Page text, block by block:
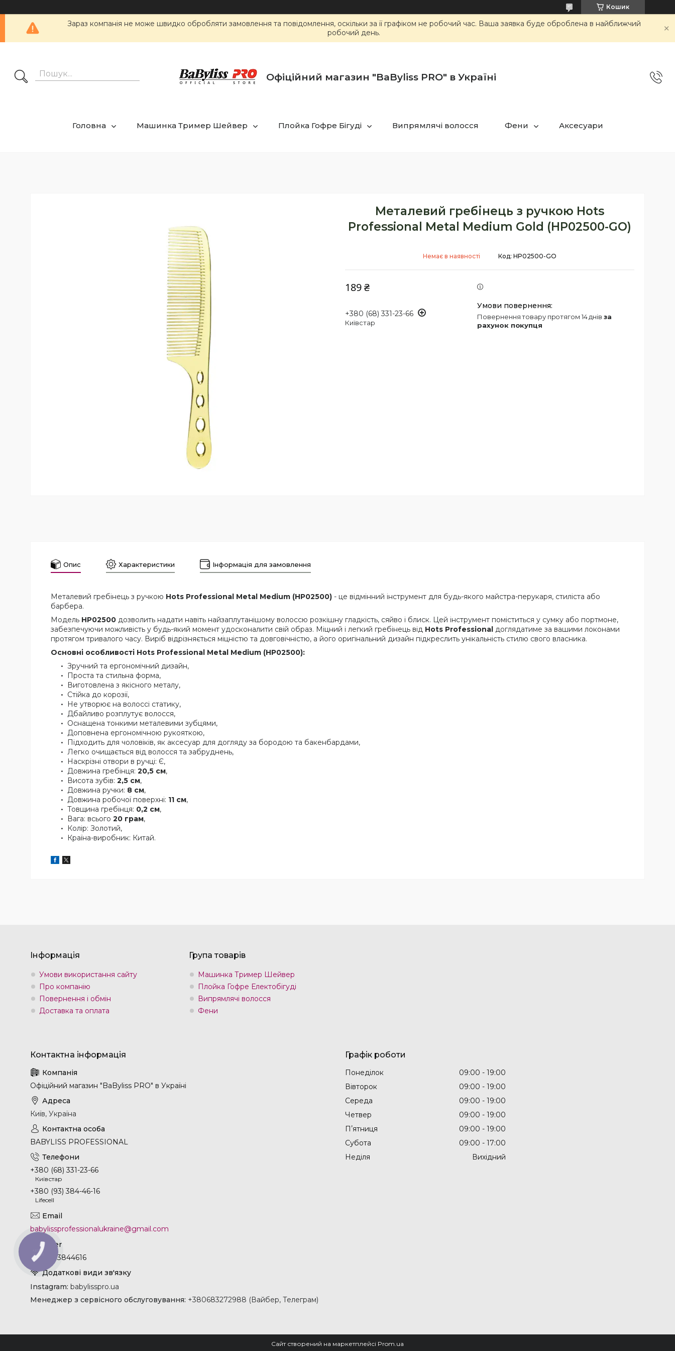
Кошик
Зараз компанія не може швидко обробляти замовлення та повідомлення, оскільки за її графіком не робочий час. Ваша заявка буде оброблена в найближчий
робочий день.
Офіційний магазин "BaByliss PRO" в Україні
Головна Машинка Тример Шейвер Плойка Гофре Бігуді Випрямлячі волосся Фени Аксесуари
Металевий гребінець з ручкою Hots
Professional Metal Medium Gold (HP02500-GO)
Немає в наявності Код: HP02500-GO
189 ₴
+380 (68) 331-23-66
Київстар
повернення товару протягом 14 днів за
рахунок покупця
Опис Характеристики Інформація для замовлення
Металевий гребінець з ручкою Hots Professional Metal Medium (HP02500) - це відмінний інструмент для будь-якого майстра-перукаря, стиліста або
барбера.
Модель HP02500 дозволить надати навіть найзаплутанішому волоссю розкішну гладкість, сяйво і блиск. Цей інструмент поміститься у сумку або портмоне,
забезпечуючи можливість у будь-який момент удосконалити свій образ. Міцний і легкий гребінець від Hots Professional доглядатиме за вашими локонами
протягом тривалого часу. Виріб відрізняється міцністю та довговічністю, а його оригінальний дизайн підкреслить унікальність стилю свого власника.
Основні особливості Hots Professional Metal Medium (HP02500):
Зручний та ергономічний дизайн,
Проста та стильна форма,
Виготовлена з якісного металу,
Стійка до корозії,
Не утворює на волоссі статику,
Дбайливо розплутує волосся,
Оснащена тонкими металевими зубцями,
Доповнена ергономічною рукояткою,
Підходить для чоловіків, як аксесуар для догляду за бородою та бакенбардами,
Легко очищається від волосся та забруднень,
Наскрізні отвори в ручці: Є,
Довжина гребінця: 20,5 см,
Висота зубів: 2,5 см,
Довжина ручки: 8 см,
Довжина робочої поверхні: 11 см,
Товщина гребінця: 0,2 см,
Вага: всього 20 грам,
Колір: Золотий,
Країна-виробник: Китай.
Інформація
Умови використання сайту
Про компанію
Повернення і обмін
Доставка та оплата
Група товарів
Машинка Тример Шейвер
Плойка Гофре Електобігуді
Випрямлячі волосся
Фени
Офіційний магазин "BaByliss PRO" в Україні
Київ, Україна
BABYLISS PROFESSIONAL
+380 (68) 331-23-66
Київстар
+380 (93) 384-46-16
Lifecell
babylissprofessionalukraine@gmail.com
+380933844616
Instagram babylisspro.ua
Менеджер з сервісного обслуговування +380683272988 (Вайбер, Телеграм)
Графік роботи
Понеділок 09:00
19:00
Вівторок
09:00
19:00
Середа
09:00
19:00
Четвер
09:00
19:00
Пʼятниця
09:00
19:00
Субота
09:00
17:00
Неділя
Вихідний
Сайт створений на маркетплейсі Prom.ua
КНОПКА
ЗВ'ЯЗКУ